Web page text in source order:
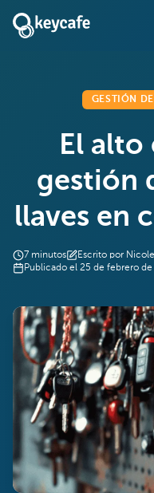
GESTIÓN
El alto
gestión
llaves en
7 minutos Escrito por
Publicado el 25 de febrero